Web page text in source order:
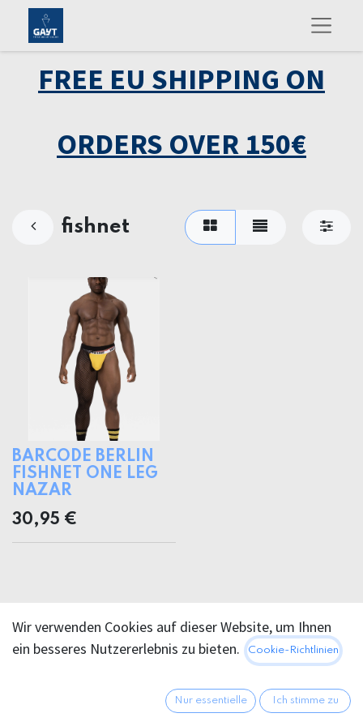
FREE EU SHIPPING ON
ORDERS OVER 150€
fishnet
BARCODE BERLIN
FISHNET ONE LEG
NAZAR
30,95 €
Wir verwenden Cookies auf dieser Website, um Ihnen
ein besseres Nutzererlebnis zu bieten.
Cookie-Richtlinien
Nur essentielle Ich stimme zu